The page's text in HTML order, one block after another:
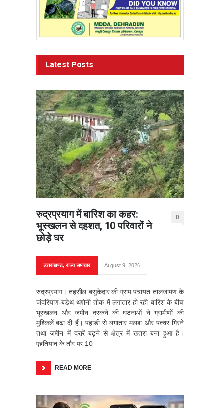
Latest Posts
रुद्रप्रयाग में बारिश का कहर:
भूस्खलन से दहशत, 10 परिवारों ने
छोड़े घर
0
उत्तराखण्ड,राज्य समाचार August 9, 2026
रुद्रप्रयाग। तहसील बसुकेदार की ग्राम पंचायत तालजामण के
जंदरियाण-बडेथ थपोनी तोक में लगातार हो रही बारिश के बीच
भूस्खलन और जमीन दरकने की घटनाओं ने ग्रामीणों की
मुश्किलें बढ़ा दी हैं। पहाड़ी से लगातार मलबा और पत्थर गिरने
तथा जमीन में दरारें बढ़ने से क्षेत्र में खतरा बना हुआ है।
एहतियात के तौर पर 10
READ MORE